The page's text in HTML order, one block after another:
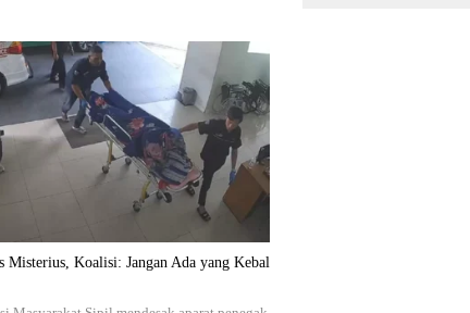
Misterius, Koalisi: Jangan Ada yang Kebal